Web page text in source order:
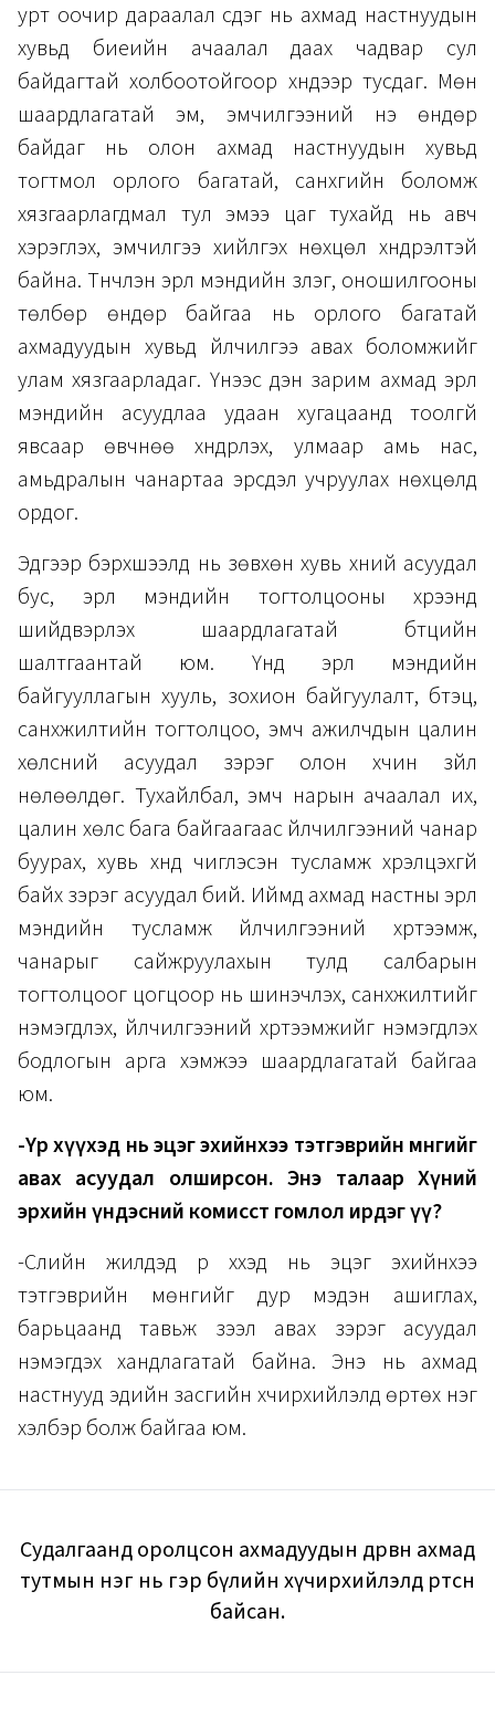
урт оочир дараалал үүсдэг нь ахмад настнуудын
хувьд биеийн ачаалал даах чадвар сул
байдагтай холбоотойгоор хүндээр тусдаг. Мөн
шаардлагатай эм, эмчилгээний үнэ өндөр
байдаг нь олон ахмад настнуудын хувьд
тогтмол орлого багатай, санхүүгийн боломж
хязгаарлагдмал тул эмээ цаг тухайд нь авч
хэрэглэх, эмчилгээ хийлгэх нөхцөл хүндрэлтэй
байна. Түүнчлэн эрүүл мэндийн үзлэг, оношилгооны
төлбөр өндөр байгаа нь орлого багатай
ахмадуудын хувьд үйлчилгээ авах боломжийг
улам хязгаарладаг. Үүнээс үүдэн зарим ахмад эрүүл
мэндийн асуудлаа удаан хугацаанд тоолгүй
явсаар өвчнөө хүндрүүлэх, улмаар амь нас,
амьдралын чанартаа эрсдэл учруулах нөхцөлд
ордог.
Эдгээр бэрхшээлүүд нь зөвхөн хувь хүний асуудал
бус, эрүүл мэндийн тогтолцооны хүрээнд
шийдвэрлэх шаардлагатай бүтцийн
шалтгаантай юм. Үүнд эрүүл мэндийн
байгууллагын хууль, зохион байгуулалт, бүтэц,
санхүүжилтийн тогтолцоо, эмч ажилчдын цалин
хөлсний асуудал зэрэг олон хүчин зүйл
нөлөөлдөг. Тухайлбал, эмч нарын ачаалал их,
цалин хөлс бага байгаагаас үйлчилгээний чанар
буурах, хувь хүнд чиглэсэн тусламж хүрэлцэхгүй
байх зэрэг асуудал бий. Иймд ахмад настны эрүүл
мэндийн тусламж үйлчилгээний хүртээмж,
чанарыг сайжруулахын тулд салбарын
тогтолцоог цогцоор нь шинэчлэх, санхүүжилтийг
нэмэгдүүлэх, үйлчилгээний хүртээмжийг нэмэгдүүлэх
бодлогын арга хэмжээ шаардлагатай байгаа
юм.
-Үр хүүхэд нь эцэг эхийнхээ тэтгэврийн мөнгийг
авах асуудал олширсон. Энэ талаар Хүний
эрхийн үндэсний комисст гомлол ирдэг үү?
-Сүүлийн жилүүдэд үр хүүхэд нь эцэг эхийнхээ
тэтгэврийн мөнгийг дур мэдэн ашиглах,
барьцаанд тавьж зээл авах зэрэг асуудал
нэмэгдэх хандлагатай байна. Энэ нь ахмад
настнууд эдийн засгийн хүчирхийлэлд өртөх нэг
хэлбэр болж байгаа юм.
Судалгаанд оролцсон ахмадуудын дөрвөн ахмад
тутмын нэг нь гэр бүлийн хүчирхийлэлд өртсөн
байсан.